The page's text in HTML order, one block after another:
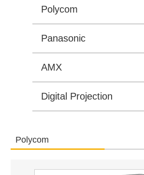
Polycom
Panasonic
AMX
Digital Projection
Polycom